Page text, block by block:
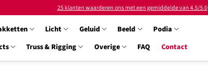
25 klanten waarderen ons met een gemiddelde van 4.5/5.0
Licht Geluid Beeld
Podia
Truss & Rigging Overige FAQ Contact